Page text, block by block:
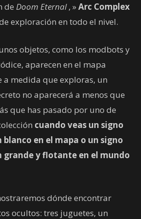
de Doom Eternal, »Arc Complex
exploración en todo el nivel.
objetos, como los modbots y
aparecen en el mapa
medida que exploras, un
no aparecerá a menos que
que has pasado por uno de
cuando veas un signo
blanco en el mapa o un signo
grande y flotante en el mundo
dónde encontrar
ocultos: tres juguetes, un